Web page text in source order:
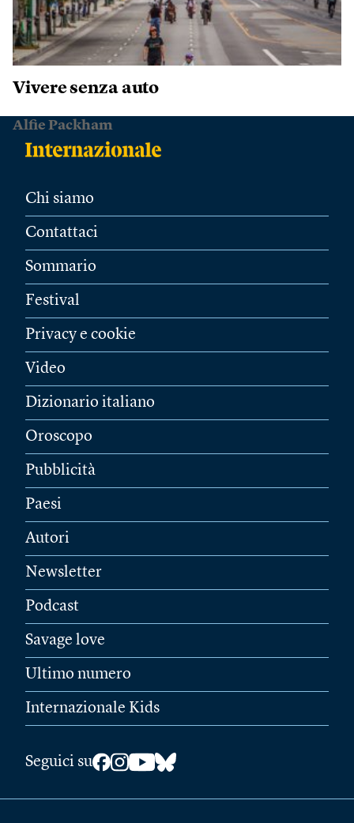
Vivere senza auto
Alfie Packham
Chi siamo
Contattaci
Sommario
Festival
Privacy e cookie
Video
Dizionario italiano
Oroscopo
Pubblicità
Paesi
Autori
Newsletter
Podcast
Savage love
Ultimo numero
Internazionale Kids
Seguici su